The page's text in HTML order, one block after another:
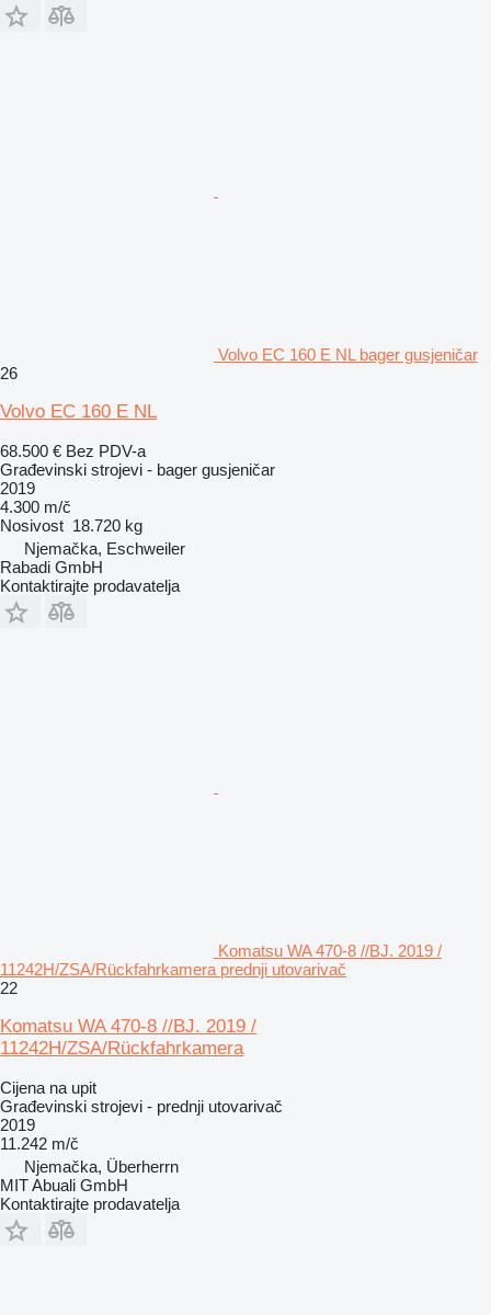
Volvo EC 160 E NL bager gusjeničar
26
Volvo EC 160 E NL
68.500 € Bez PDV-a
Građevinski strojevi - bager gusjeničar
2019
4.300 m/č
Nosivost 18.720 kg
Njemačka, Eschweiler
Rabadi GmbH
Kontaktirajte prodavatelja
Komatsu WA 470-8 //BJ. 2019 /
11242H/ZSA/Rückfahrkamera prednji utovarivač
22
Komatsu WA 470-8 //BJ. 2019 /
11242H/ZSA/Rückfahrkamera
Cijena na upit
Građevinski strojevi - prednji utovarivač
2019
11.242 m/č
Njemačka, Überherrn
MIT Abuali GmbH
Kontaktirajte prodavatelja